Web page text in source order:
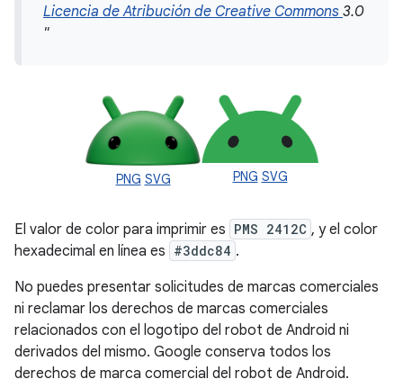
Licencia de Atribución de Creative Commons 3.0
"
PNG SVG PNG SVG
El valor de color para imprimir es PMS 2412C , y el color
hexadecimal en línea es #3ddc84 .
No puedes presentar solicitudes de marcas comerciales
ni reclamar los derechos de marcas comerciales
relacionados con el logotipo del robot de Android ni
derivados del mismo. Google conserva todos los
derechos de marca comercial del robot de Android.